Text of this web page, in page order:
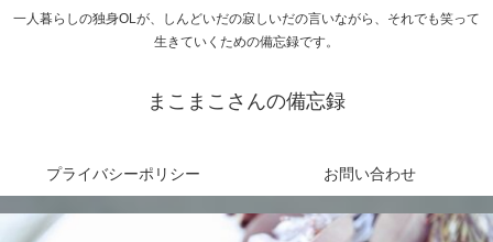
一人暮らしの独身OLが、しんどいだの寂しいだの言いながら、それでも笑って
生きていくための備忘録です。
まこまこさんの備忘録
プライバシーポリシー お問い合わせ